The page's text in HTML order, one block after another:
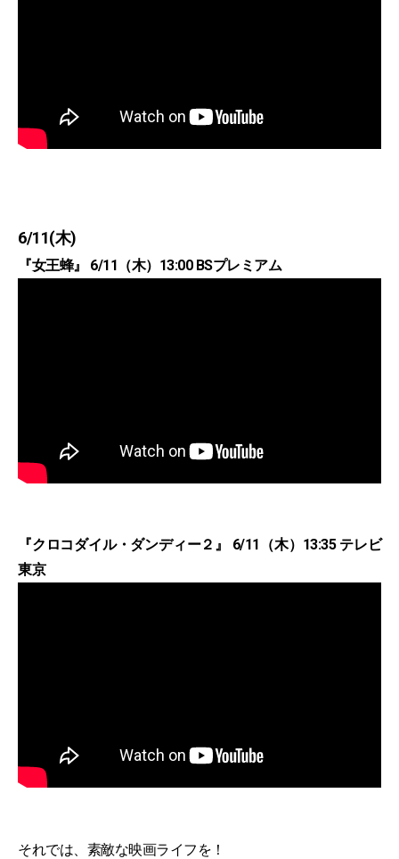
6/11(木)
『女王蜂』 6/11（木）13:00 BSプレミアム
『クロコダイル・ダンディー２』 6/11（木）13:35 テレビ
東京
それでは、素敵な映画ライフを！